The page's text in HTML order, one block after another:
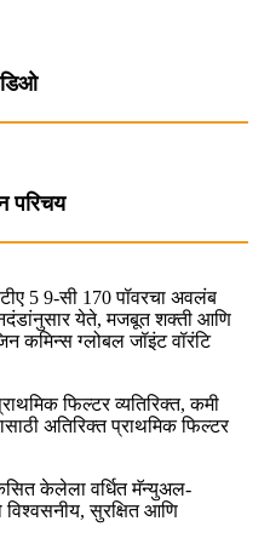
परिचय
5 9-सी 170 पॉवरचा अवलंब
येते, मजबूत शक्ती आणि
कमिन्स ग्लोबल जॉइंट वॉरंटि
फिल्टर व्यतिरिक्त, कमी
अतिरिक्त प्राथमिक फिल्टर
केलेला वर्धित मॅन्युअल-
सुरक्षित आणि